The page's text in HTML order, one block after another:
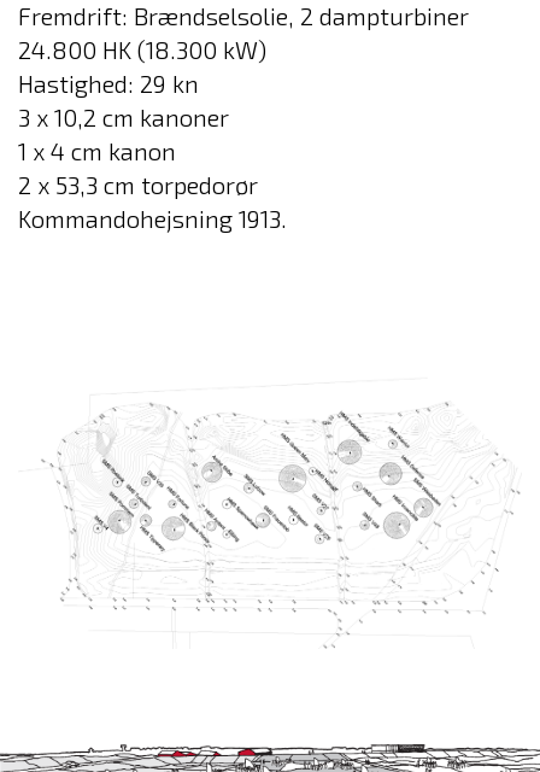
Fremdrift: Brændselsolie, 2 dampturbiner
24.800 HK (18.300 kW)
Hastighed: 29 kn
3 x 10,2 cm kanoner
1 x 4 cm kanon
2 x 53,3 cm torpedorør
Kommandohejsning 1913.